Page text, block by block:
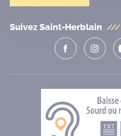
Suivez Saint-Herblain